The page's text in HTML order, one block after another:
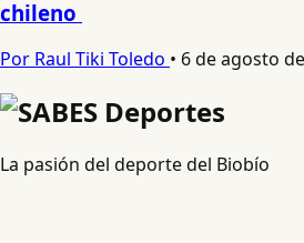
chileno
Por Raul Tiki Toledo • 6 de agosto
La pasión del deporte del Biobío